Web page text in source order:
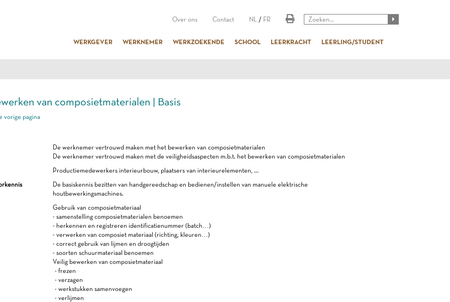
Over ons Contact NL / FR
WERKGEVER WERKNEMER WERKZOEKENDE SCHOOL LEERKRACHT LEERLING/STUDENT
van composietmaterialen | Basis
vorige pagina
De werknemer vertrouwd maken met het bewerken van composietmaterialen
De werknemer vertrouwd maken met de veiligheidsaspecten m.b.t. het bewerken van composietmaterialen
Productiemedewerkers interieurbouw, plaatsers van interieurelementen, ...
De basiskennis bezitten van handgereedschap en bedienen/instellen van manuele elektrische
houtbewerkingsmachines.
Gebruik van composietmateriaal
- samenstelling composietmaterialen benoemen
- herkennen en registreren identificatienummer (batch…)
- verwerken van composiet materiaal (richting, kleuren…)
- correct gebruik van lijmen en droogtijden
- soorten schuurmateriaal benoemen
Veilig bewerken van composietmateriaal
- frezen
- verzagen
- werkstukken samenvoegen
- verlijmen